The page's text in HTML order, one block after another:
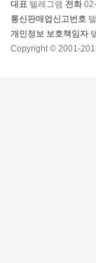
대표 텔레그램 전화
통신판매업신고번호
개인정보 보호책임자
Copyright © 2001-